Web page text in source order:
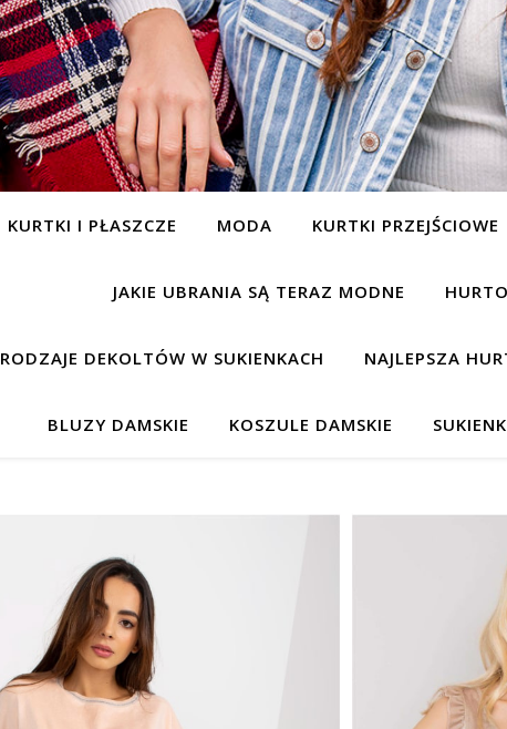
KURTKI I PŁASZCZE MODA KURTKI PRZEJŚCIOWE
JAKIE UBRANIA SĄ TERAZ MODNE
RODZAJE DEKOLTÓW W SUKIENKACH NAJLEPSZA
BLUZY DAMSKIE KOSZULE DAMSKIE